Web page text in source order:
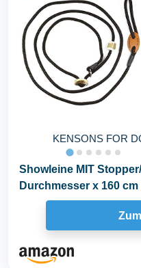
KENSONS FOR
Showleine MIT
Durchmesser x 160